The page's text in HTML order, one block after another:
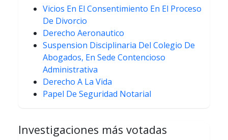
Vicios En El Consentimiento En El Proceso
De Divorcio
Derecho Aeronautico
Suspension Disciplinaria Del Colegio De
Abogados, En Sede Contencioso
Administrativa
Derecho A La Vida
Papel De Seguridad Notarial
Investigaciones más votadas